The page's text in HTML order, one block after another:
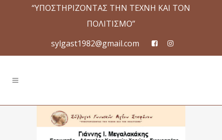
“ΥΠΟΣΤΗΡΙΖΟΝΤΑΣ ΤΗΝ ΤΕΧΝΗ ΚΑΙ ΤΟΝ
ΠΟΛΙΤΙΣΜΟ”
sylgast1982@gmail.com